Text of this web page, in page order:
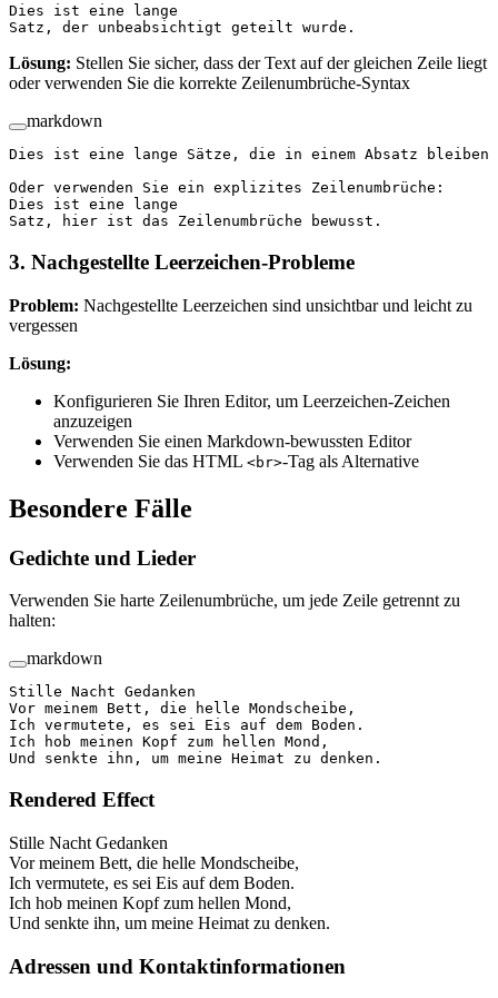
Dies ist eine lange
Satz, der unbeabsichtigt geteilt wurde.
Lösung: Stellen Sie sicher, dass der Text auf der gleichen Zeile liegt
oder verwenden Sie die korrekte Zeilenumbrüche-Syntax
markdown
Dies ist eine lange Sätze, die in einem Absatz
Oder verwenden Sie ein explizites Zeilenumbrüche:
Dies ist eine lange
Satz, hier ist das Zeilenumbrüche bewusst.
3. Nachgestellte Leerzeichen-Probleme
Problem: Nachgestellte Leerzeichen sind unsichtbar und leicht zu
vergessen
Lösung:
Konfigurieren Sie Ihren Editor, um Leerzeichen-Zeichen
anzuzeigen
Verwenden Sie einen Markdown-bewussten Editor
Verwenden Sie das HTML <br>-Tag als Alternative
Besondere Fälle
Gedichte und Lieder
Verwenden Sie harte Zeilenumbrüche, um jede Zeile getrennt zu
halten:
markdown
Stille Nacht Gedanken
Vor meinem Bett, die helle Mondscheibe,
Ich vermutete, es sei Eis auf dem Boden.
Ich hob meinen Kopf zum hellen Mond,
Und senkte ihn, um meine Heimat zu denken.
Rendered Effect
Stille Nacht Gedanken
Vor meinem Bett, die helle Mondscheibe,
Ich vermutete, es sei Eis auf dem Boden.
Ich hob meinen Kopf zum hellen Mond,
Und senkte ihn, um meine Heimat zu denken.
Adressen und Kontaktinformationen